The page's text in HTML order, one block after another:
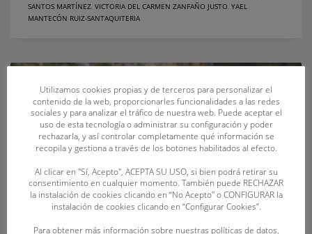
SANTOS MARTÍNEZ VICTORIA DEL CARMEN ZANFAÑO JUSTO YAEL
MANTECÓN RUIZ-SANTAQUITERIA
Utilizamos cookies propias y de terceros para personalizar el
contenido de la web, proporcionarles funcionalidades a las redes
sociales y para analizar el tráfico de nuestra web. Puede aceptar el
uso de esta tecnología o administrar su configuración y poder
rechazarla, y así controlar completamente qué información se
recopila y gestiona a través de los botones habilitados al efecto.
Al clicar en "Sí, Acepto", ACEPTA SU USO, si bien podrá retirar su
consentimiento en cualquier momento. También puede RECHAZAR
la instalación de cookies clicando en “No Acepto" o CONFIGURAR la
instalación de cookies clicando en “Configurar Cookies”.
Para obtener más información sobre nuestras políticas de datos,